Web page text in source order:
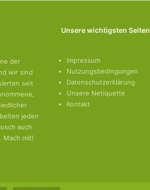
der
wir sind
seit
jeden
auch
Mach mit!
Unsere wichtigsten Seiten
Impressum
Nutzungsbedingungen
Datenschutzerklärung
Unsere Netiquette
Kontakt